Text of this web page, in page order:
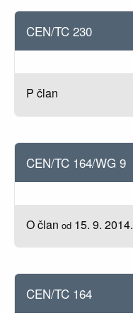
CEN/TC 230
P član
CEN/TC 164/WG 9
O član od 15. 9. 2014.
CEN/TC 164